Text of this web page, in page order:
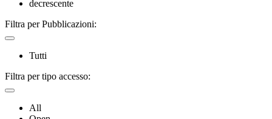
decrescente
Filtra per Pubblicazioni:
Tutti
Filtra per tipo accesso:
All